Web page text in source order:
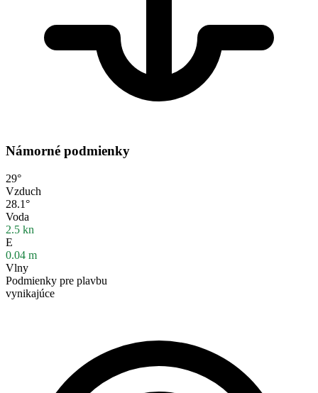
Námorné podmienky
29°
Vzduch
28.1°
Voda
2.5 kn
E
0.04 m
Vlny
Podmienky pre plavbu
vynikajúce